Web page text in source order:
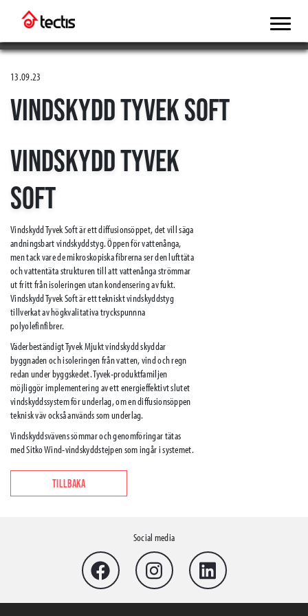
13.09.23
VINDSKYDD TYVEK SOFT
VINDSKYDD TYVEK
SOFT
Vindskydd Tyvek Soft är ett diffusionsöppet, det vill säga
andningsbart vindskyddstyg. Öppen för vattenånga,
men tack vare de mikroskopiska fibrerna ser den lufttäta
och vattentäta strukturen till att vattenånga strömmar
ut fritt från isoleringen utan kondensering av fukt.
Vindskydd Tyvek Soft är ett tekniskt vindskyddstyg
tillverkat av högkvalitativa tryckspunnna
polyolefinfibrer.
Väderbeständigt Tyvek Mjukt vindskydd skyddar
byggnaden och isoleringen från vatten, vind och regn
redan under byggskedet. Tyvek-produktfamiljen
möjliggör implementering av ett energieffektivt slutet
vindskyddssystem för underlag, om en diffusionsöppen
teknisk väv också används som underlag.
Vindskyddsvävens sömmar och genomföringar tätas
med Sitko Wind-vindskyddstejpen som ingår i systemet.
TILLBAKA
Social media